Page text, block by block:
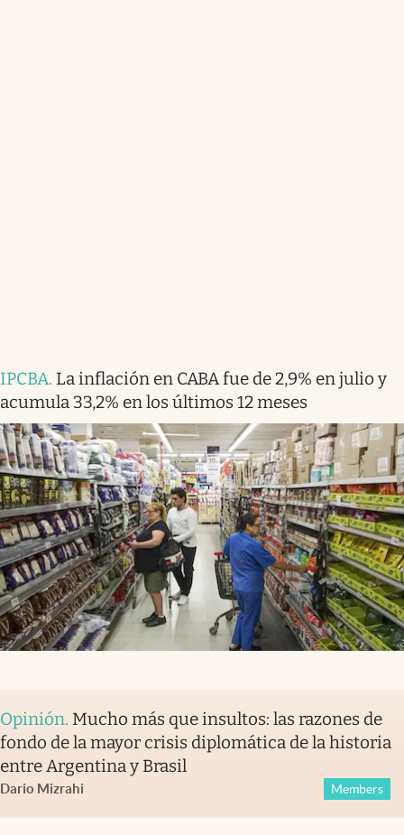
IPCBA. La inflación en CABA fue de 2,9% en julio y
acumula 33,2% en los últimos 12 meses
Opinión. Mucho más que insultos: las razones de
fondo de la mayor crisis diplomática de la historia
entre Argentina y Brasil
Dario Mizrahi Members